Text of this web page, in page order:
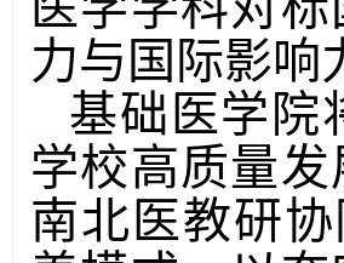
力与国际影响
基础医学院
学校高质量
南北医教研